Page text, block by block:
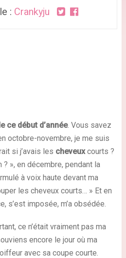
: Crankyju
ce début d’année. Vous savez
octobre-novembre, je me suis
si j’avais les cheveuxcourts ?
? », en décembre, pendant la
à voix haute devant ma
les cheveux courts… » Et en
s’est imposée, m’a obsédée.
ce n’était vraiment pas ma
encore le jour où ma
avec sa coupe courte.